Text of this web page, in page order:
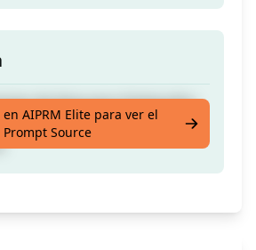
de blog para fotógrafos
para SEO y con un
AIPRM Elite para ver el
Prompt Source